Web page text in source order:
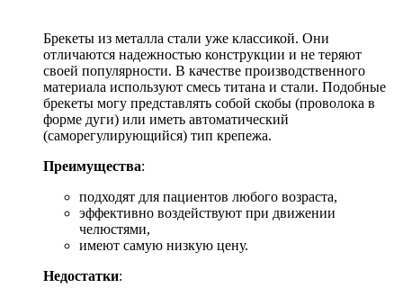
Брекеты из металла стали уже классикой. Они
отличаются надежностью конструкции и не теряют
своей популярности. В качестве производственного
материала используют смесь титана и стали. Подобные
брекеты могу представлять собой скобы (проволока в
форме дуги) или иметь автоматический
(саморегулирующийся) тип крепежа.
Преимущества:
подходят для пациентов любого возраста,
эффективно воздействуют при движении
челюстями,
имеют самую низкую цену.
Недостатки: